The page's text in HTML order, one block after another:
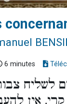
6 minutes
לשליח